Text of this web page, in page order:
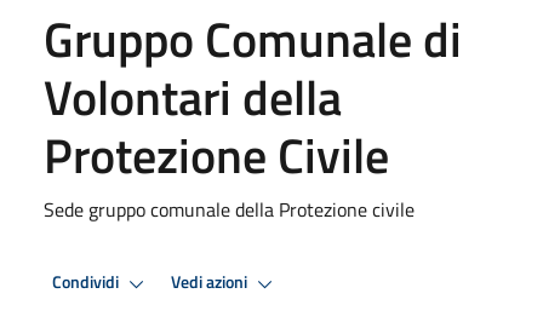
Gruppo Comunale di
Volontari della
Protezione Civile
Sede gruppo comunale della Protezione civile
Condividi Vedi azioni